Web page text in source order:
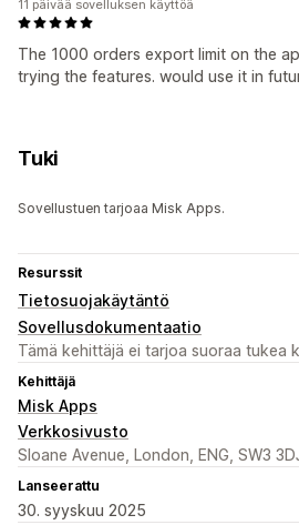
The 1000 orders export limit on the
trying the features. would use it in
11 päivää sovelluksen käyttöä
Tuki
Sovellustuen tarjoaa Misk Apps.
Resurssit
Tietosuojakäytäntö
Sovellusdokumentaatio
Tämä kehittäjä ei tarjoa suoraa tukea
Kehittäjä
Misk Apps
Verkkosivusto
Sloane Avenue, London, ENG, SW3
Lanseerattu
30. syyskuu 2025